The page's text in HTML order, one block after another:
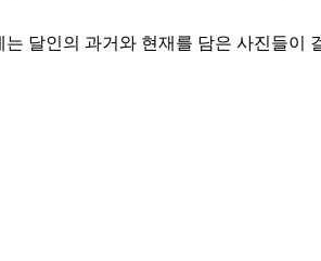
는 달인의 과거와 현재를 담은 사진들이